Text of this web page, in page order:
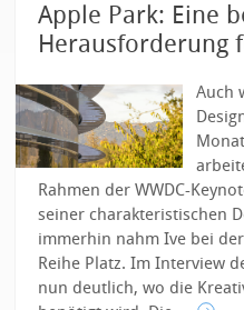
Apple Park: Eine
Herausforderung
Auch
Rahmen der WWDC-
seiner charakteristischen
immerhin nahm Ive bei
Reihe Platz. Im Interview
nun deutlich, wo die